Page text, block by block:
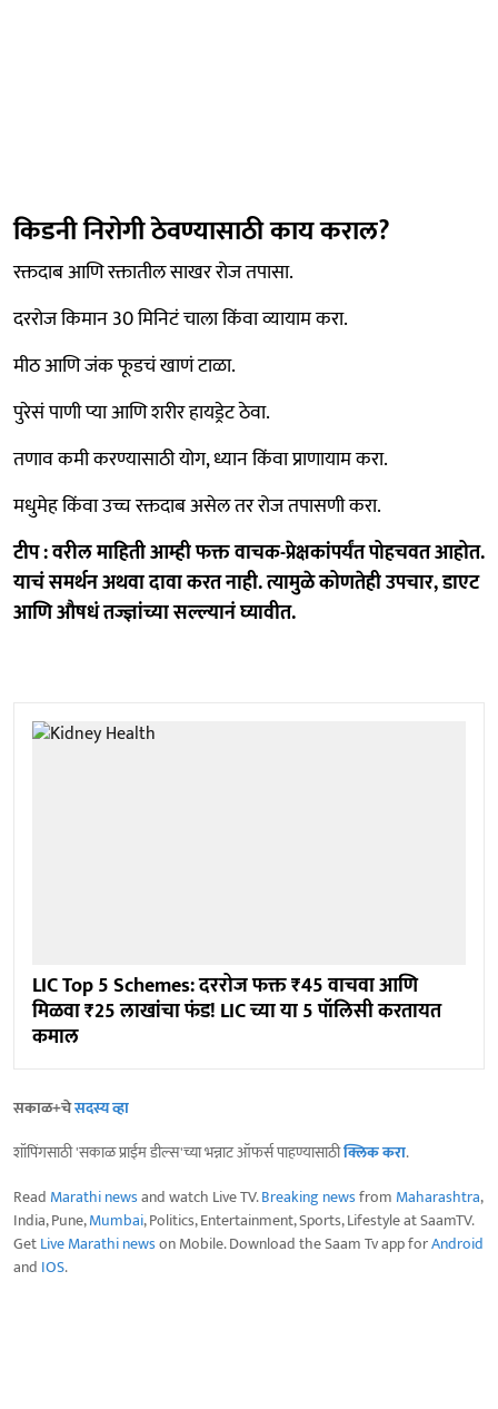
किडनी निरोगी ठेवण्यासाठी काय कराल?
रक्तदाब आणि रक्तातील साखर रोज तपासा.
दररोज किमान 30 मिनिटं चाला किंवा व्यायाम करा.
मीठ आणि जंक फूडचं खाणं टाळा.
पुरेसं पाणी प्या आणि शरीर हायड्रेट ठेवा.
तणाव कमी करण्यासाठी योग, ध्यान किंवा प्राणायाम करा.
मधुमेह किंवा उच्च रक्तदाब असेल तर रोज तपासणी करा.
टीप : वरील माहिती आम्ही फक्त वाचक-प्रेक्षकांपर्यंत पोहचवत आहोत.
याचं समर्थन अथवा दावा करत नाही. त्यामुळे कोणतेही उपचार, डाएट
आणि औषधं तज्ज्ञांच्या सल्ल्यानं घ्यावीत.
LIC Top 5 Schemes: दररोज फक्त ₹45 वाचवा आणि
मिळवा ₹25 लाखांचा फंड! LIC च्या या 5 पॉलिसी करतायत
कमाल
सकाळ+चेसदस्य व्हा
शॉपिंगसाठी 'सकाळ प्राईम डील्स'च्या भन्नाट ऑफर्स पाहण्यासाठीक्लिक करा.
Read Marathi newsand watch Live TV.Breaking newsfrom Maharashtra,
India, Pune,Mumbai, Politics, Entertainment, Sports, Lifestyle at SaamTV.
GetLive Marathi newson Mobile. Download the Saam Tv app forAndroid
and IOS.